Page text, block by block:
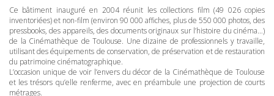
Ce bâtiment inauguré en 2004 réunit les collections film (49 026 copies
inventoriées) et non-film (environ 90 000 affiches, plus de 550 000 photos, des
pressbooks, des appareils, des documents originaux sur l’histoire du cinéma…)
de la Cinémathèque de Toulouse. Une dizaine de professionnels y travaille,
utilisant des équipements de conservation, de préservation et de restauration
du patrimoine cinématographique.
L’occasion unique de voir l’envers du décor de la Cinémathèque de Toulouse
et les trésors qu’elle renferme, avec en préambule une projection de courts
métrages.